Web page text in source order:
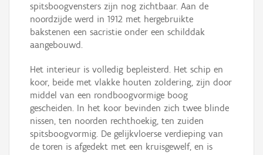
spitsboogvensters zijn nog zichtbaar. Aan de
noordzijde werd in 1912 met hergebruikte
bakstenen een sacristie onder een schilddak
aangebouwd.
Het interieur is volledig bepleisterd. Het schip en
koor, beide met vlakke houten zoldering, zijn door
middel van een rondboogvormige boog
gescheiden. In het koor bevinden zich twee blinde
nissen, ten noorden rechthoekig, ten zuiden
spitsboogvormig. De gelijkvloerse verdieping van
de toren is afgedekt met een kruisgewelf, en is